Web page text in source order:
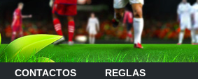
CONTACTOS REGLAS